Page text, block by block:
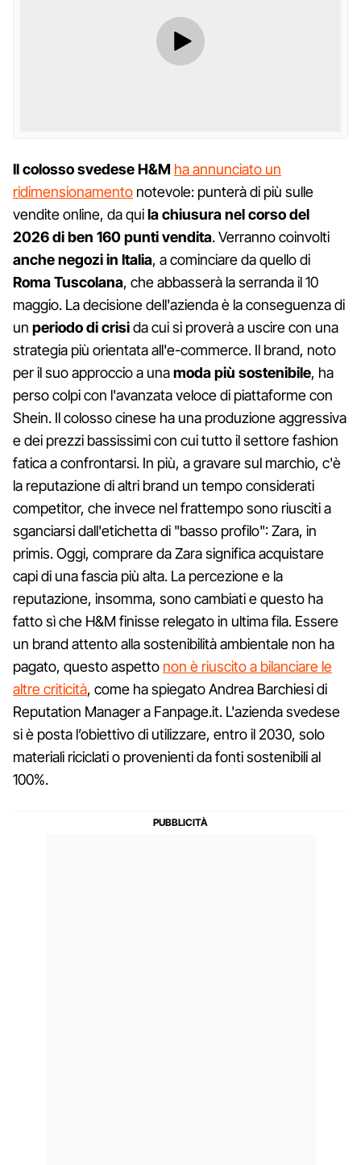
Il colosso svedese H&M ha annunciato un
ridimensionamento notevole: punterà di più sulle
vendite online, da quila chiusura nel corso del
2026 di ben 160 punti vendita. Verranno coinvolti
anche negozi in Italia, a cominciare da quello di
Roma Tuscolana, che abbasserà la serranda il 10
maggio. La decisione dell'azienda è la conseguenza di
un periodo di crisida cui si proverà a uscire con una
strategia più orientata all'e-commerce. Il brand, noto
per il suo approccio a unamoda più sostenibile, ha
perso colpi con l'avanzata veloce di piattaforme con
Shein. Il colosso cinese ha una produzione aggressiva
e dei prezzi bassissimi con cui tutto il settore fashion
fatica a confrontarsi. In più, a gravare sul marchio, c'è
la reputazione di altri brand un tempo considerati
competitor, che invece nel frattempo sono riusciti a
sganciarsi dall'etichetta di "basso profilo": Zara, in
primis. Oggi, comprare da Zara significa acquistare
capi di una fascia più alta. La percezione e la
reputazione, insomma, sono cambiati e questo ha
fatto sì che H&M finisse relegato in ultima fila. Essere
un brand attento alla sostenibilità ambientale non ha
pagato, questo aspetto non è riuscito a bilanciare le
altre criticità, come ha spiegato Andrea Barchiesi di
Reputation Manager a Fanpage.it. L'azienda svedese
si è posta l’obiettivo di utilizzare, entro il 2030, solo
materiali riciclati o provenienti da fonti sostenibili al
100%.